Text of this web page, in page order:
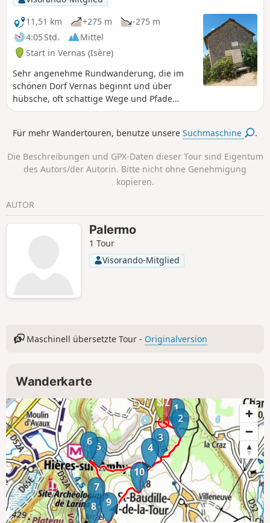
11,51 km
+275 m
-275 m
4:05 Std.
Mittel
Start in Vernas (Isère)
Sehr angenehme Rundwanderung, die im
schönen Dorf Vernas beginnt und über
hübsche, oft schattige Wege und Pfade
durch den Wald zum Plateau des Aviateurs
ein weiteres Flugzeug abgestürzt sind. Eine
erinnern an diese Ereignisse. Entlang der
gesamten Strecke bieten sich weite
Ausblicke auf die Rhône-Ebene und die
Alpenkette in der Ferne.
Für mehr Wandertouren, benutze unsereSuchmaschine .
Die Beschreibungen und GPX-Daten dieser Tour sind Eigentum
des Autors/der Autorin. Bitte nicht ohne Genehmigung
kopieren.
AUTOR
Palermo
1 Tour
Visorando-Mitglied
Maschinell übersetzte Tour - Originalversion
Wanderkarte
1
2
3
4
5
6
7
8
9
10